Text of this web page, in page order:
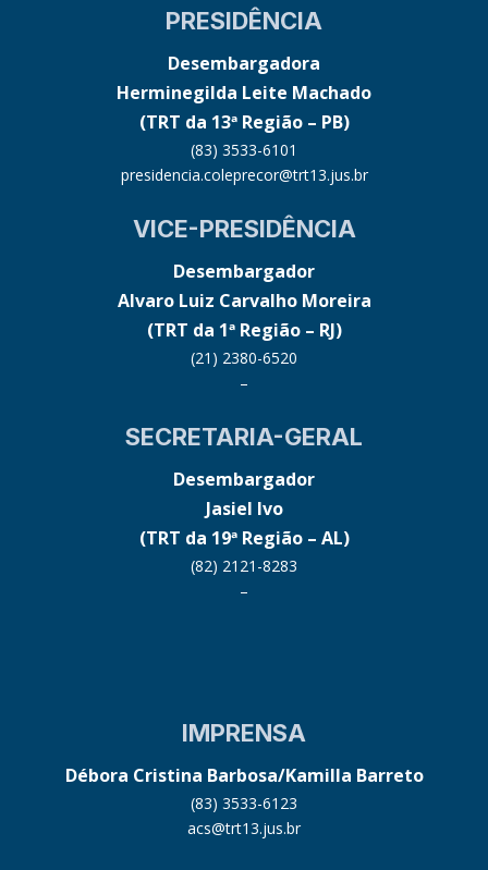
PRESIDÊNCIA
Desembargadora
Herminegilda Leite Machado
(TRT da 13ª Região – PB)
(83) 3533-6101
presidencia.coleprecor@trt13.jus.br
VICE-PRESIDÊNCIA
Desembargador
Alvaro Luiz Carvalho Moreira
(TRT da 1ª Região – RJ)
(21) 2380-6520
–
SECRETARIA-GERAL
Desembargador
Jasiel Ivo
(TRT da 19ª Região – AL)
(82) 2121-8283
–
IMPRENSA
Débora Cristina Barbosa/Kamilla Barreto
(83) 3533-6123
acs@trt13.jus.br